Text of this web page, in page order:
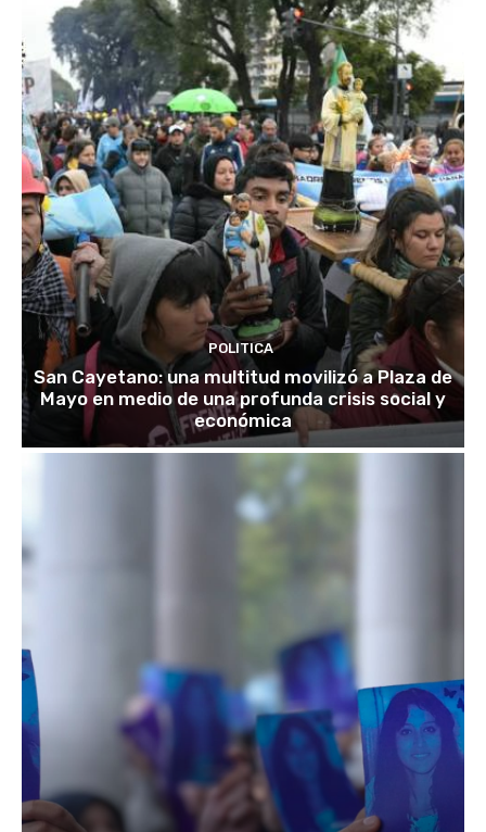
POLITICA
San Cayetano: una multitud movilizó a Plaza de
Mayo en medio de una profunda crisis social y
económica